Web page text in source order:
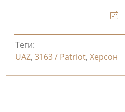
Теги:
UAZ, 3163 / Patriot, Херсон